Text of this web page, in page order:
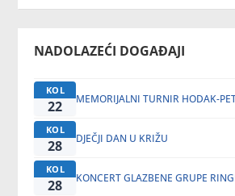
NADOLAZEĆI DOGAĐAJI
KOL
22 MEMORIJALNI TURNIR HODAK-
KOL
28 DJEČJI DAN U KRIŽU
KOL
28 KONCERT GLAZBENE GRUPE